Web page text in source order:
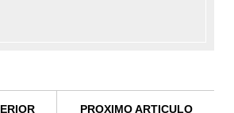
PROXIMO ARTICULO